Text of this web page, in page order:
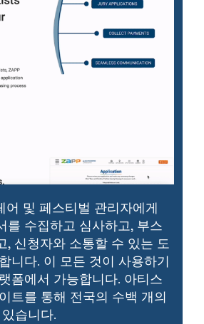
어 및 페스티벌 관리자에게
를 수집하고 심사하고, 부스
, 신청자와 소통할 수 있는 도
니다. 이 모든 것이 사용하기
폼에서 가능합니다. 아티스
트를 통해 전국의 수백 개의
습니다.